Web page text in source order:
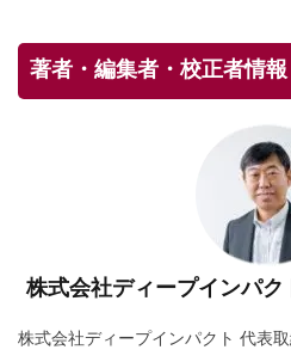
著者・編集者・校正者情報
株式会社ディープインパ
株式会社ディープインパクト 代表